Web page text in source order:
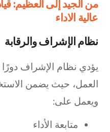
من الجيد إلى العظيم:
عالية الاداء
نظام الإشراف والرقابة
يؤدي نظام الإشراف
العمل، حيث يضمن
ويعمل على:
متابعة الأداء